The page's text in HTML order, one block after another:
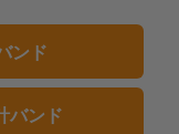
ンド
バンド